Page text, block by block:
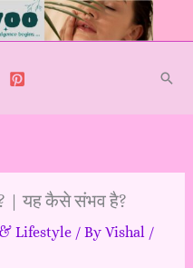
| यह कैसे संभव है?
Lifestyle/ By Vishal /